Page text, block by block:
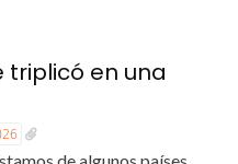
triplicó en una
de algunos países,